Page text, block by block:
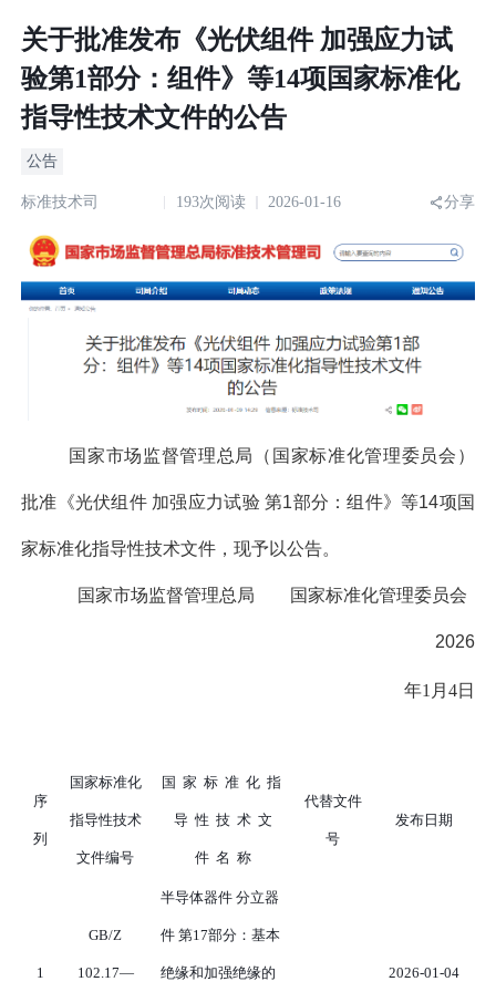
关于批准发布《光伏组件 加强应力试
验第1部分：组件》等14项国家标准化
指导性技术文件的公告
公告
标准技术司 193次阅读 2026-01-16 分享
国家市场监督管理总局（国家标准化管理委员会）
批准 《光伏组件 加强应力试验 第1部分：组件》等14项国
家标准化指导性技术文件，现予以公告。
国家市场监督管理总局 国家标准化管理委员会
2026
年1 月 4日
序
列
国家标准化
指导性技术
文件编号
国 家 标 准 化 指
导 性 技 术 文
件 名 称
代替文件
号
发布日期
1
GB/Z
102.17—
半导体器件 分立器
件 第17部分：基本
绝缘和加强绝缘的 2026-01-04